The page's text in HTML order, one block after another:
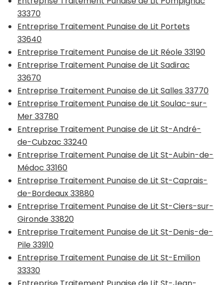
33370
Entreprise Traitement Punaise de Lit Portets
33640
Entreprise Traitement Punaise de Lit Réole 33190
Entreprise Traitement Punaise de Lit Sadirac
33670
Entreprise Traitement Punaise de Lit Salles 33770
Entreprise Traitement Punaise de Lit Soulac-sur-
Mer 33780
Entreprise Traitement Punaise de Lit St-André-
de-Cubzac 33240
Entreprise Traitement Punaise de Lit St-Aubin-de-
Médoc 33160
Entreprise Traitement Punaise de Lit St-Caprais-
de-Bordeaux 33880
Entreprise Traitement Punaise de Lit St-Ciers-sur-
Gironde 33820
Entreprise Traitement Punaise de Lit St-Denis-de-
Pile 33910
Entreprise Traitement Punaise de Lit St-Emilion
33330